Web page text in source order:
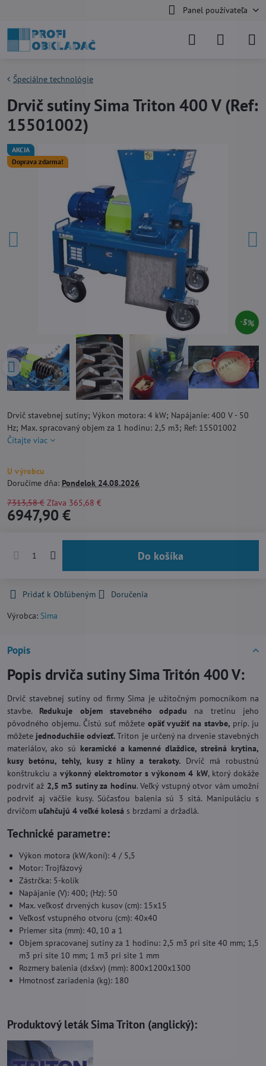
Panel používateľa
AKCIA
Doprava zdarma!
5%
Špeciálne technológie
Drvič sutiny Sima Triton 400 V (Ref:
15501002)
Drvič stavebnej sutiny; Výkon motora: 4 kW; Napájanie: 400 V - 50
Hz; Max. spracovaný objem za 1 hodinu: 2,5 m3; Ref: 15501002
Čítajte viac
U výrobcu
Doručíme dňa: Pondelok 24.08.2026
7313,58 € Zľava 365,68 €
6947,90 €
Do košíka
Pridať k Obľúbeným
Doručenia
Výrobca: Sima
Popis
Popis drviča sutiny Sima Tritón 400 V:
Drvič stavebnej sutiny od firmy Sima je užitočným pomocníkom na
stavbe. Redukuje objem stavebného odpadu na tretinu jeho
pôvodného objemu. Čistú suť môžete opäť využiť na stavbe, príp. ju
môžete jednoduchšie odviezť.Triton je určený na drvenie stavebných
materiálov, ako sú keramické a kamenné dlaždice, strešná krytina,
kusy betónu, tehly, kusy z hliny a terakoty. Drvič má robustnú
konštrukciu avýkonný elektromotor s výkonom 4 kW, ktorý dokáže
podrviť až 2,5 m3 sutiny za hodinu. Veľký vstupný otvor vám umožní
podrviť aj väčšie kusy. Súčasťou balenia sú 3 sitá. Manipuláciu s
drvičom uľahčujú 4 veľké kolesá s brzdami a držadlá.
Technické parametre:
Výkon motora (kW/koní): 4 / 5,5
Motor: Trojfázový
Zástrčka: 5-kolík
Napájanie (V): 400; (Hz): 50
Max. veľkosť drvených kusov (cm): 15x15
Veľkosť vstupného otvoru (cm): 40x40
Priemer sita (mm): 40, 10 a 1
Objem spracovanej sutiny za 1 hodinu: 2,5 m3 pri site 40 mm; 1,5
m3 pri site 10 mm; 1 m3 pri site 1 mm
Rozmery balenia (dxšxv) (mm): 800x1200x1300
Hmotnosť zariadenia (kg): 180
Produktový leták Sima Triton (anglický):